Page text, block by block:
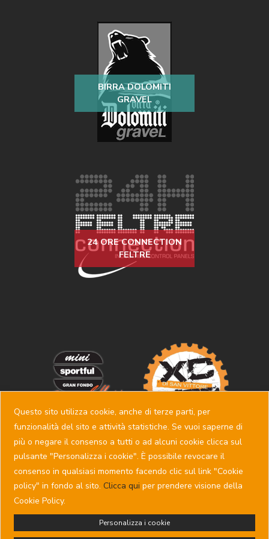
BIRRA DOLOMITI
GRAVEL
24 ORE CONNECTION
FELTRE
Copyright © SSD PEDALE FELTRINO - P.IVA 00742450257 -
Via Montelungo, 21 - 32032 Feltre (BL) - Tel: +39 0439
pedalefeltrino@sportfuldolomitirace.it
Privacy policy-Cookie policy- Powered bySersis
Questo sito utilizza cookie, anche di terze parti, per
funzionalità del sito e attività statistiche. Se vuoi saperne di
più o negare il consenso a tutti o ad alcuni cookie clicca sul
pulsante "Personalizza i cookie". È possibile revocare il
consenso in qualsiasi momento facendo clic sul link "Cookie
policy" in fondo al sito. Clicca qui per prendere visione della
Cookie Policy.
Personalizza i cookie